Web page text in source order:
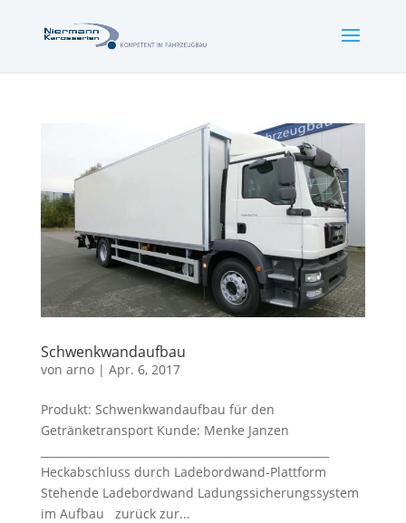
Schwenkwandaufbau
von arno| Apr. 6, 2017
Produkt: Schwenkwandaufbau für den
Getränketransport Kunde: Menke Janzen
Heckabschluss durch Ladebordwand-Plattform
Stehende Ladebordwand Ladungssicherungssystem
im Aufbau zurück zur...